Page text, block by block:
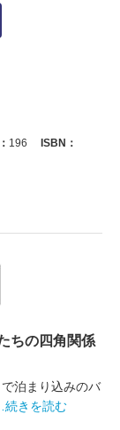
196
ISBN：
ちの四角関係
泊まり込みのバ
…続きを読む